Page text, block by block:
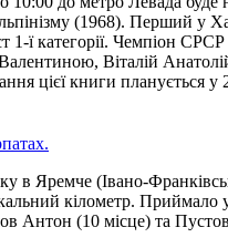
(1968). Перший у
1-ї категорії. Чемпіон
Віталій
цієї книги планується
в Яремче (Івано-
кілометр. Приймало
Антон (10 місце) та